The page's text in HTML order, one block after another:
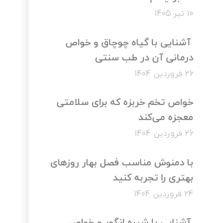
10 تیر 1405
آشنایی با گیاه چوچاق و خواص
درمانی آن در طب سنتی
26 فروردین 1404
خواص تخم خربزه که برای سلامتی
معجزه می‌کند
26 فروردین 1404
با دمنوش مناسب فصل بهار روزهای
بهتری را تجربه کنید
24 فروردین 1404